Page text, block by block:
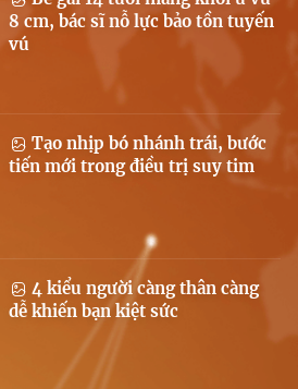
8 cm, bác sĩ nỗ lực bảo tồn tuyến
vú
Tạo nhịp bó nhánh trái, bước
tiến mới trong điều trị suy tim
4 kiểu người càng thân càng
dễ khiến bạn kiệt sức